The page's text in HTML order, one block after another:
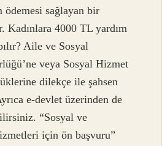
ödemesi sağlayan bir
Kadınlara 4000 TL yardım
Aile ve Sosyal
veya Sosyal Hizmet
dilekçe ile şahsen
e-devlet üzerinden de
“Sosyal ve
için ön başvuru”